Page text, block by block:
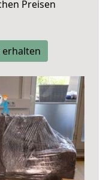
Preisen
erhalten